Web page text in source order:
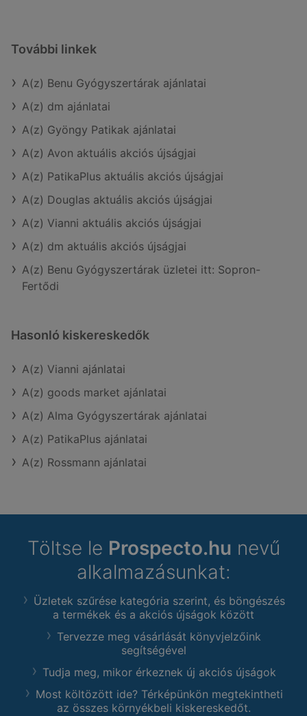
További linkek
A(z) Benu Gyógyszertárak ajánlatai
A(z) dm ajánlatai
A(z) Gyöngy Patikak ajánlatai
A(z) Avon aktuális akciós újságjai
A(z) PatikaPlus aktuális akciós újságjai
A(z) Douglas aktuális akciós újságjai
A(z) Vianni aktuális akciós újságjai
A(z) dm aktuális akciós újságjai
A(z) Benu Gyógyszertárak üzletei itt: Sopron-
Fertődi
Hasonló kiskereskedők
A(z) Vianni ajánlatai
A(z) goods market ajánlatai
A(z) Alma Gyógyszertárak ajánlatai
A(z) PatikaPlus ajánlatai
A(z) Rossmann ajánlatai
Töltse le Prospecto.hu nevű
alkalmazásunkat:
Üzletek szűrése kategória szerint, és böngészés
a termékek és a akciós újságok között
Tervezze meg vásárlását könyvjelzőink
segítségével
Tudja meg, mikor érkeznek új akciós újságok
Most költözött ide? Térképünkön megtekintheti
az összes környékbeli kiskereskedőt.